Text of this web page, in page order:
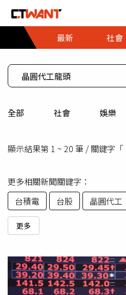
最新
社會
全部 社會 娛樂
顯示結果第 1 ~ 20 筆 / 關鍵字「
更多相關新聞關鍵字：
台積電
台股 晶圓代工
更多